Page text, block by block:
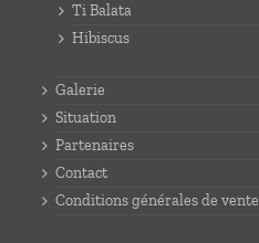
Ti Balata
Hibiscus
Galerie
Situation
Partenaires
Contact
Conditions générales de vente